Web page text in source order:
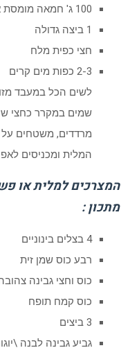
100 ג' חמאה מומסת או קוביות בטמפרטורת החדר
1 ביצה גדולה
חצי כפית מלח
2-3 כפות מים קרים
לשים הכל במעבד
שמים במקרר כחצי
מרדדים, משטחים על
המלית ומכניסים
המצרכים למלית או
מתכון :
4 בצלים בינוניים
רבע כוס שמן זית
כוס וחצי גבינה
כוס קמח תופח
3 ביצים
גביע גבינה לבנה